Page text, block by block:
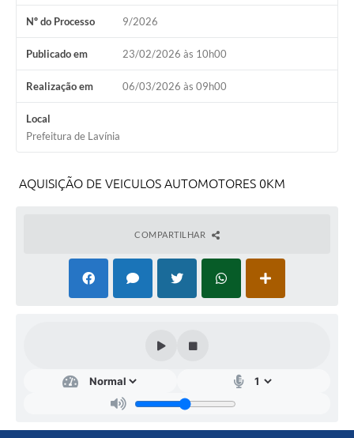
CEMITÉRIO MUNICIPAL
Legislação
Contas Públicas
Audiência Pública
Cultura
Nº do Processo 9/2026
Publicado em 23/02/2026 às 10h00
Realização em 06/03/2026 às 09h00
Local
Prefeitura de Lavínia
AQUISIÇÃO DE VEICULOS AUTOMOTORES 0KM
COMPARTILHAR